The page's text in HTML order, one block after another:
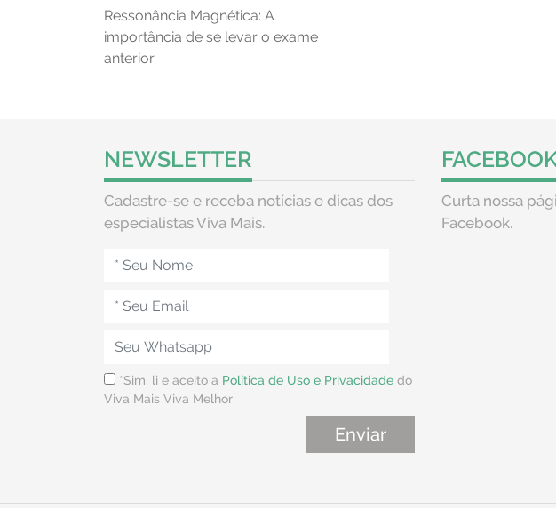
Ressonância Magnética: A
importância de se levar o exame
anterior
NEWSLETTER
Cadastre-se e receba notícias e dicas dos
especialistas Viva Mais.
*Sim, li e aceito a Política de Uso e Privacidade do
Viva Mais Viva Melhor
Curta nossa
Facebook.